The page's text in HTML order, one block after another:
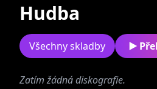
Hudba
Všechny skladby
Zatím žádná diskografie.